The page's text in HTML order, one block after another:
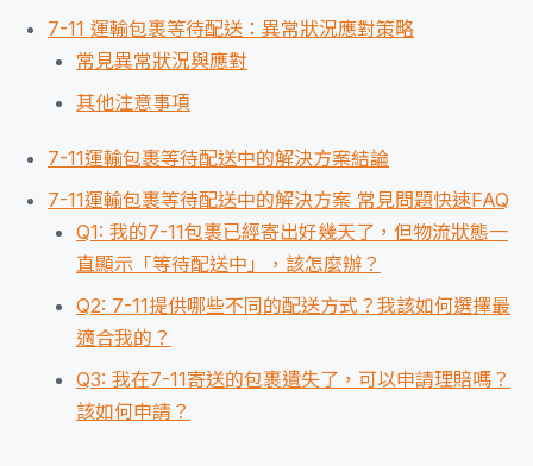
7-11 運輸包裹等待配送：異常狀況應對策略
常見異常狀況與應對
其他注意事項
7-11運輸包裹等待配送中的解決方案結論
7-11運輸包裹等待配送中的解決方案 常見問題快速FAQ
Q1: 我的7-11包裹已經寄出好幾天了，但物流狀態一
直顯示「等待配送中」，該怎麼辦？
Q2: 7-11提供哪些不同的配送方式？我該如何選擇最
適合我的？
Q3: 我在7-11寄送的包裹遺失了，可以申請理賠嗎？
該如何申請？